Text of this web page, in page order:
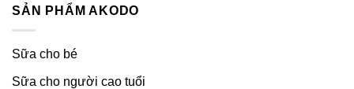
SẢN PHẨM AKODO
Sữa cho bé
Sữa cho người cao tuổi